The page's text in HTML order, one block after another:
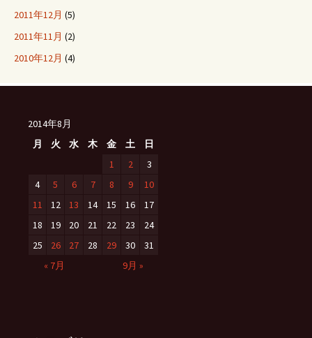
2011年12月 (5)
2011年11月 (2)
2010年12月 (4)
2014年8月
月
火 水 木 金 土
日
1
2
3
4
5 6 7 8 9
10
11
12 13 14 15 16
17
18
19 20 21 22 23
24
25
26 27 28 29 30
31
« 7月
9月 »